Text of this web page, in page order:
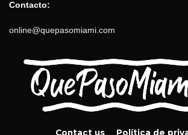
Contacto:
online@quepasomiami.com
Contact us Política de